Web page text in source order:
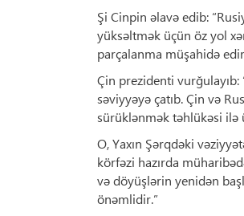
Şi Cinpin əlavə edib:
yüksəltmək üçün öz yol
parçalanma müşahidə
Çin prezidenti vurğulayıb:
səviyyəyə çatıb. Çin və
sürüklənmək təhlükəsi ilə
O, Yaxın Şərqdəki
körfəzi hazırda
və döyüşlərin yenidən
önəmlidir.”